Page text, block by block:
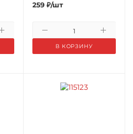
259₽/шт
В КОРЗИНУ